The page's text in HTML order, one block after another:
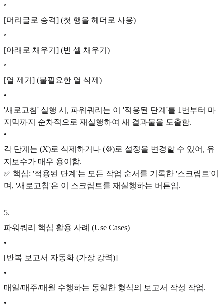
◦
[머리글로 승격] (첫 행을 헤더로 사용)
◦
[아래로 채우기] (빈 셀 채우기)
◦
[열 제거] (불필요한 열 삭제)
•
'새로고침' 실행 시, 파워쿼리는 이 '적용된 단계'를 1번부터 마
지막까지 순차적으로 재실행하여 새 결과물을 도출함.
•
각 단계는 (X)로 삭제하거나 (⚙️)로 설정을 변경할 수 있어, 유
지보수가 매우 용이함.
✅ 핵심: '적용된 단계'는 모든 작업 순서를 기록한 '스크립트'이
며, '새로고침'은 이 스크립트를 재실행하는 버튼임.
5.
파워쿼리 핵심 활용 사례 (Use Cases)
•
[반복 보고서 자동화 (가장 강력)]
•
매일/매주/매월 수행하는 동일한 형식의 보고서 작성 작업.
•